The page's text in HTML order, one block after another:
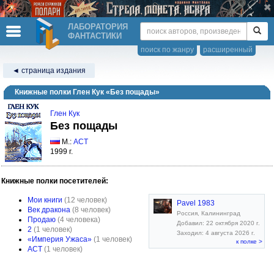
ЛАБОРАТОРИЯ
ФАНТАСТИКИ
расширенный
поиск по жанру
◄ страница издания
Книжные полки Глен Кук «Без пощады»
Глен Кук
Без пощады
М.: АСТ
1999 г.
Книжные полки посетителей:
Мои книги (12 человек)
Век дракона (8 человек)
Продаю (4 человека)
2 (1 человек)
«Империя Ужаса» (1 человек)
АСТ (1 человек)
Pavel 1983
Россия, Калининград
Добавил: 22 октября 2020 г.
Заходил: 4 августа 2026 г.
к полке >